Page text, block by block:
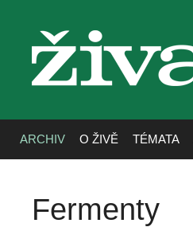
živa
ARCHIV O ŽIVĚ TÉMATA
Fermenty